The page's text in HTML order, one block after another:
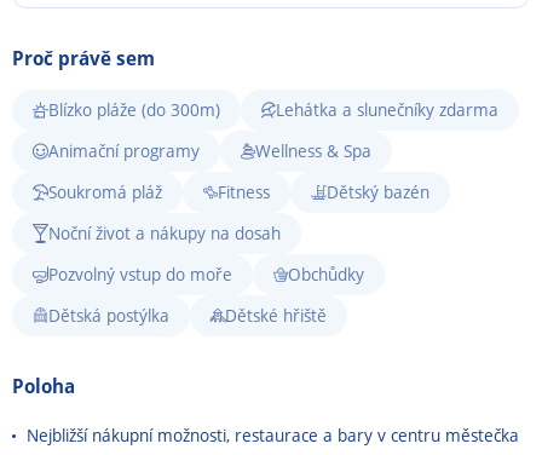
Proč právě sem
Blízko pláže (do 300m)
Lehátka a slunečníky zdarma
Animační programy
Wellness & Spa
Soukromá pláž
Fitness
Dětský bazén
Noční život a nákupy na dosah
Pozvolný vstup do moře
Obchůdky
Dětská postýlka
Dětské hřiště
Poloha
Nejbližší nákupní možnosti, restaurace a bary v centru městečka